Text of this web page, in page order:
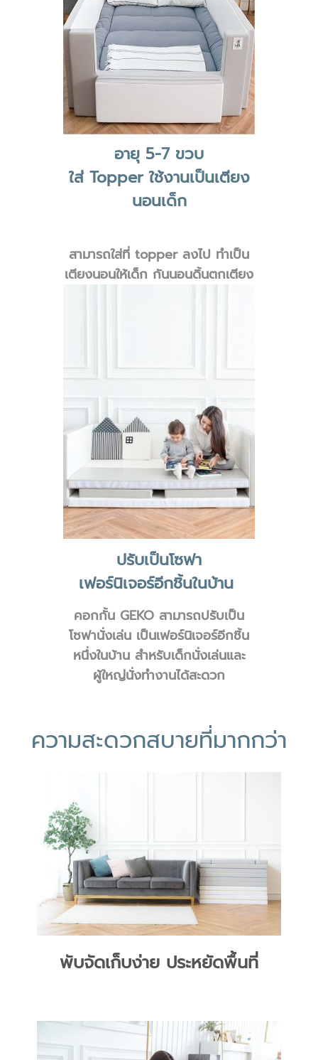
อายุ 5-7 ขวบ
ใส่ Topper ใช้งานเป็นเตียง
นอนเด็ก
สามารถใส่ที่ topper ลงไป ทำเป็น
เตียงนอนให้เด็ก กันนอนดิ้นตกเตียง
ปรับเป็นโซฟา
เฟอร์นิเจอร์อีกชิ้นในบ้าน
คอกกั้น GEKO สามารถปรับเป็น
โซฟานั่งเล่น เป็นเฟอร์นิเจอร์อีกชิ้น
หนึ่งในบ้าน สำหรับเด็กนั่งเล่นและ
ผู้ใหญ่นั่งทำงานได้สะดวก
ความสะดวกสบายที่มากกว่า
พับจัดเก็บง่าย ประหยัดพื้นที่